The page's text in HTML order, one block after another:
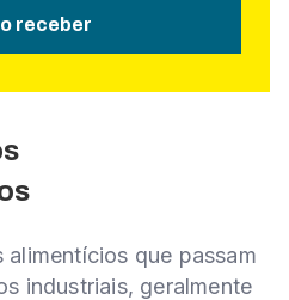
receber
que passam
industriais, geralmente